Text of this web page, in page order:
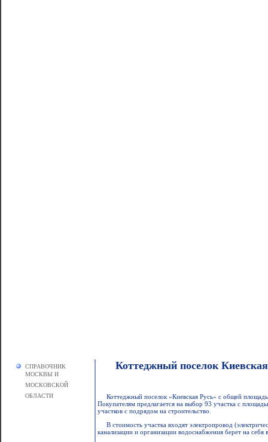
СПРАВОЧНИК
МОСКВЫ И
МОСКОВСКОЙ
ОБЛАСТИ
Коттеджный поселок
Коттеджный поселок «Киевская Русь» с общей
Покупателям предлагается на выбор 93 участка с
участков с подрядом на строительство.
В стоимость участка входят электропровод
канализации и организации водоснабжения берет на себя